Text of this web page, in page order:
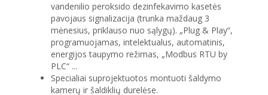
vandenilio peroksido dezinfekavimo kasetės
pavojaus signalizacija (trunka maždaug 3
mėnesius, priklauso nuo sąlygų). „Plug & Play“,
programuojamas, intelektualus, automatinis,
energijos taupymo režimas, „Modbus RTU by
PLC“ ...
Specialiai suprojektuotos montuoti šaldymo
kamerų ir šaldiklių durelėse.